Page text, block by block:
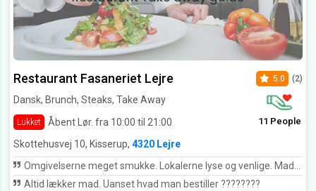
Restaurant Fasaneriet Lejre
Dansk, Brunch, Steaks, Take Away
Lukket Åbent Lør. fra 10:00 til 21:00
5.0 (2)
11 People
Skottehusvej 10, Kisserup, 4320 Lejre
Omgivelserne meget smukke. Lokalerne lyse og venlige. Maden helt i top. Alle havde en rigtig dejlig dag.
Altid lækker mad. Uanset hvad man bestiller ????????